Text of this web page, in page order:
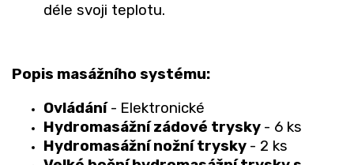
déle svoji teplotu.
Popis masážního systému:
Ovládání- Elektronické
Hydromasážní zádové trysky - 6 ks
Hydromasážní nožní trysky - 2 ks